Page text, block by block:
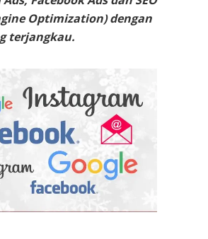
Optimization) dengan
terjangkau.